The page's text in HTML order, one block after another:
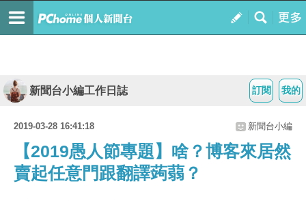
我的
訂閱
新聞台小編工作日誌
2019-03-28 16:41:18 新聞台小編
【2019愚人節專題】啥？博客來居然
賣起任意門跟翻譯蒟蒻？